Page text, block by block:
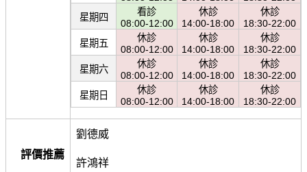
星期四
看診
08:00-12:00
休診
14:00-18:00
休診
18:30-22:00
星期五
休診
08:00-12:00
休診
14:00-18:00
休診
18:30-22:00
星期六
休診
08:00-12:00
休診
14:00-18:00
休診
18:30-22:00
星期日
休診
08:00-12:00
休診
14:00-18:00
休診
18:30-22:00
評價推薦
劉德威
許鴻祥